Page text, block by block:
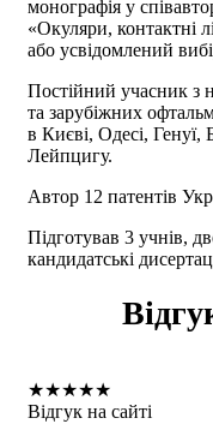
монографія у
«Окуляри, контактні
або усвідомлений
Постійний учасник з
та зарубіжних
в Києві, Одесі, Генуї,
Лейпцигу.
Автор 12 патентів
Підготував 3 учнів,
кандидатські
★★★★★
Відгук на сайті